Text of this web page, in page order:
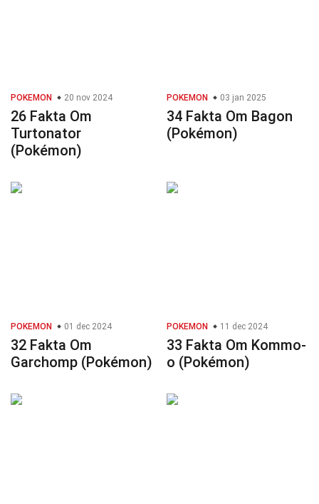
POKEMON 20 nov 2024
26 Fakta Om
Turtonator
(Pokémon)
POKEMON 03 jan 2025
34 Fakta Om Bagon
(Pokémon)
POKEMON 01 dec 2024
32 Fakta Om
Garchomp (Pokémon)
POKEMON 11 dec 2024
33 Fakta Om Kommo-
o (Pokémon)